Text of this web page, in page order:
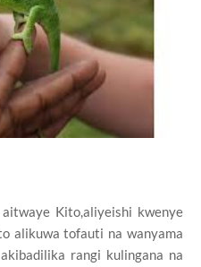
Kito,aliyeishi kwenye
alikuwa tofauti na wanyama
rangi kulingana na